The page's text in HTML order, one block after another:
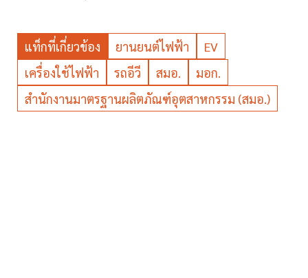
แท็กที่เกี่ยวข้อง ยานยนต์ไฟฟ้า
EV
เครื่องใช้ไฟฟ้า
รถอีวี สมอ.
มอก.
สำนักงานมาตรฐานผลิตภัณฑ์อุตสาหกรรม (สมอ.)